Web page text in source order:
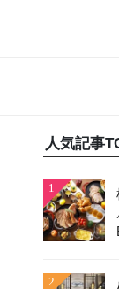
人気記事
1
2